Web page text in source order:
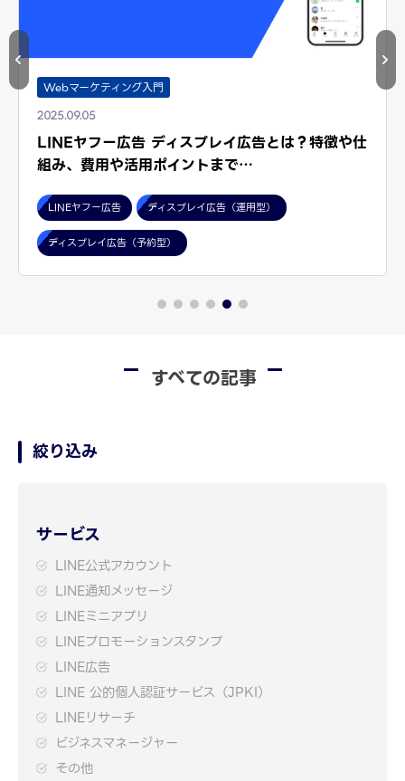
Webマーケティング入門
2025.09.05
LINEヤフー広告 ディスプレイ広告とは？特徴や仕
組み、費用や活用ポイントまで…
LINEヤフー広告 ディスプレイ広告（運用型）
ディスプレイ広告（予約型）
すべての記事
絞り込み
サービス
LINE公式アカウント
LINE通知メッセージ
LINEミニアプリ
LINEプロモーションスタンプ
LINE広告
LINE 公的個人認証サービス（JPKI）
LINEリサーチ
ビジネスマネージャー
その他